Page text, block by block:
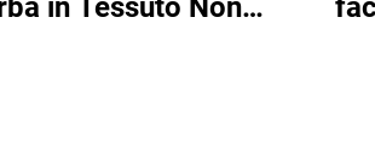
in Tessuto Non